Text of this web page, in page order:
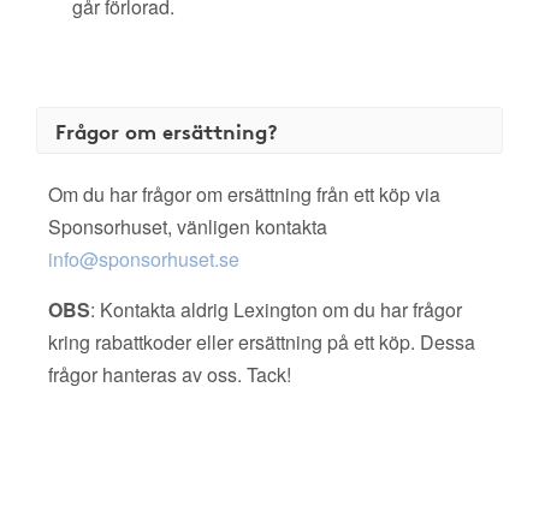
går förlorad.
Frågor om ersättning?
Om du har frågor om ersättning från ett köp via
Sponsorhuset, vänligen kontakta
info@sponsorhuset.se
OBS: Kontakta aldrig Lexington om du har frågor
kring rabattkoder eller ersättning på ett köp. Dessa
frågor hanteras av oss. Tack!